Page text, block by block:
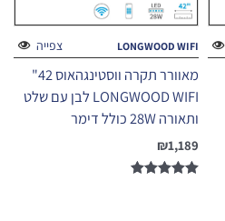
צפייה LONGWOOD WIFI
מאוורר תקרה ווסטינגהאוס 42"
LONGWOOD WIFI לבן עם שלט
ותאורה 28W כולל דימר
₪1,189